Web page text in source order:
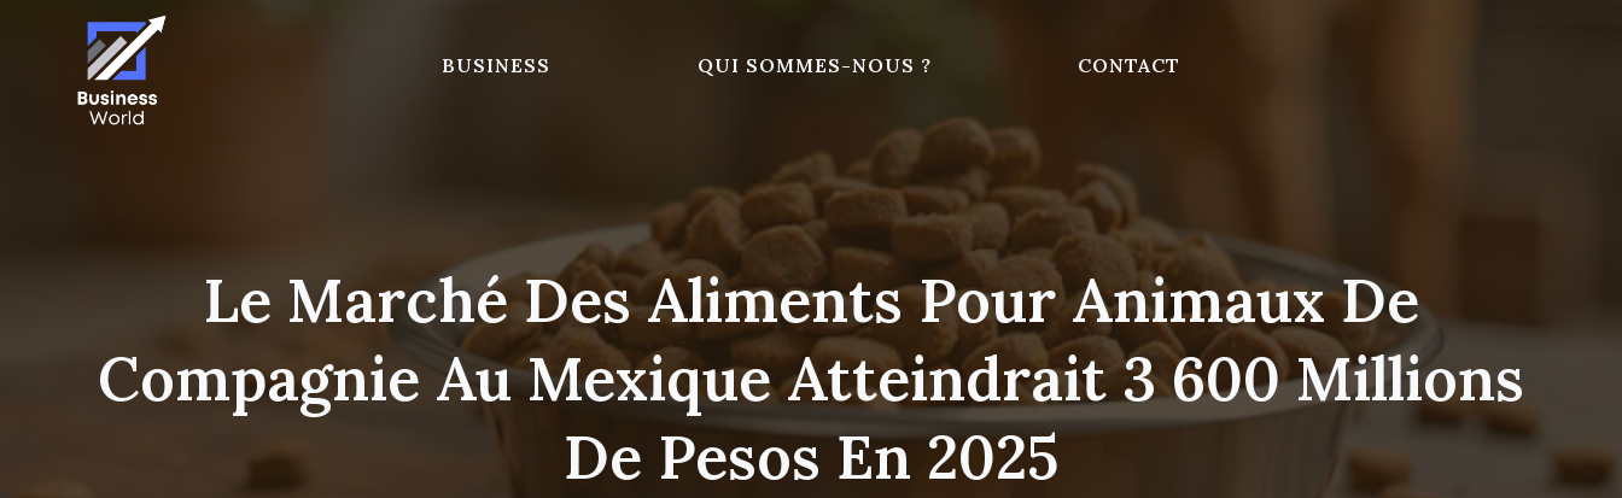
BUSINESS QUI SOMMES-NOUS ? CONTACT
Le Marché Des Aliments Pour Animaux De
Compagnie Au Mexique Atteindrait 3 600 Millions
De Pesos En 2025